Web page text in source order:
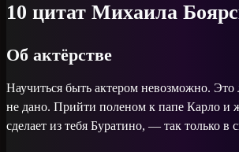
10 цитат Михаила
Об актёрстве
Научиться быть актером невозможно. Это
не дано. Прийти поленом к папе Карло и
сделает из тебя Буратино, — так только в